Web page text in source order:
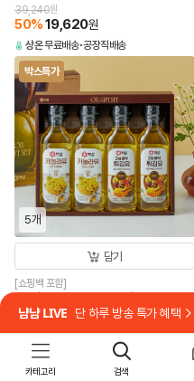
39,240원
50%19,620원
상온무료배송 공장직배송
박스특가
5개
담기
[쇼핑백 포함]
23호X5개
94,500원
%66,150
상온무료배송
냠냠 LIVE 단 하루 방송 특가 혜택
카테고리 검색